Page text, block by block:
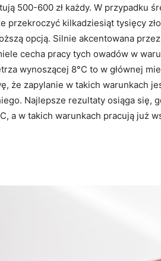
500-600 zł każdy. W przypadku
przekroczyć kilkadziesiąt tysięcy
opcją. Silnie akcentowana
cecha pracy tych owadów w
wynoszącej 8°C to w głównej
że zapylanie w takich warunkach
Najlepsze rezultaty osiąga się,
a w takich warunkach pracują już